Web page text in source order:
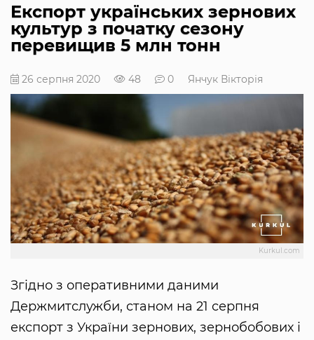
Експорт українських зернових
культур з початку сезону
перевищив 5 млн тонн
26 серпня 2020 48 0 Янчук Вікторія
Kurkul.com
Згідно з оперативними даними
Держмитслужби, станом на 21 серпня
експорт з України зернових, зернобобових і